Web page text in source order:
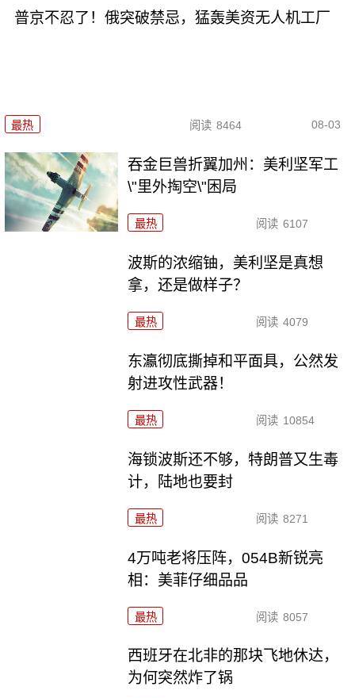
普京不忍了！俄突破禁忌，猛轰美资无人机工厂
最热 阅读 8464 08-03
吞金巨兽折翼加州：美利坚军工
\"里外掏空\"困局
最热 阅读 6107
波斯的浓缩铀，美利坚是真想
拿，还是做样子？
最热 阅读 4079
东瀛彻底撕掉和平面具，公然发
射进攻性武器！
最热 阅读 10854
海锁波斯还不够，特朗普又生毒
计，陆地也要封
最热 阅读 8271
4万吨老将压阵，054B新锐亮
相：美菲仔细品品
最热 阅读 8057
西班牙在北非的那块飞地休达，
为何突然炸了锅